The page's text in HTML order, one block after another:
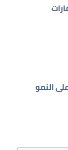
النمو